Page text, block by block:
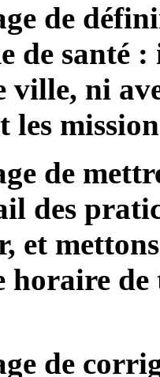
de
de santé
ville, ni
les
de
des
et
horaire
de